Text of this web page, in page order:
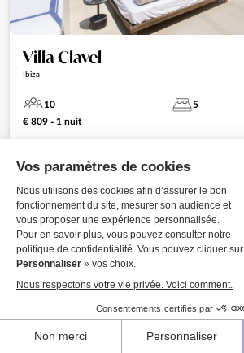
Villa Clavel
Ibiza
10 5
€ 809 - 1 nuit